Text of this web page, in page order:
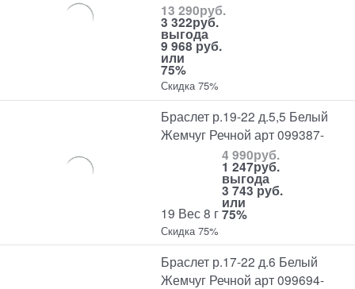
13 290руб.
3 322руб.
выгода
9 968 руб.
или
75%
Скидка 75%
Браслет р.19-22 д.5,5 Белый
Жемчуг Речной арт 099387-
19 Вес 8 г
4 990руб.
1 247руб.
выгода
3 743 руб.
или
75%
Скидка 75%
Браслет р.17-22 д.6 Белый
Жемчуг Речной арт 099694-